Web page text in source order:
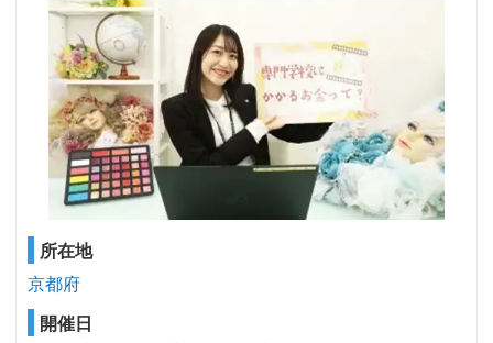
所在地
京都府
開催日